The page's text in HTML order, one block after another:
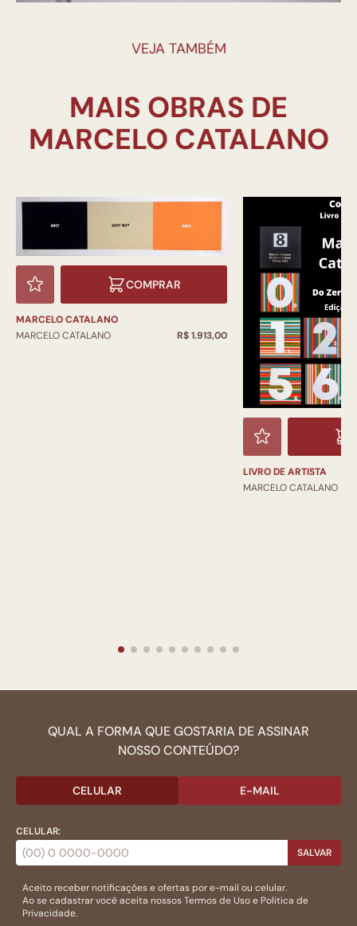
VEJA TAMBÉM
MAIS OBRAS DE
COMPRAR
MARCELO CATALANO
MARCELO CATALANO
R$ 1.913,00
LIVRO DE ARTISTA
MARCELO CATALANO
QUAL A FORMA QUE GOSTARIA DE ASSINAR
NOSSO CONTEÚDO?
CELULAR E-MAIL
CELULAR:
SALVAR
Aceito receber notificações e ofertas por e-mail ou celular.
Ao se cadastrar você aceita nossosTermos de Usoe Politica de
Privacidade.